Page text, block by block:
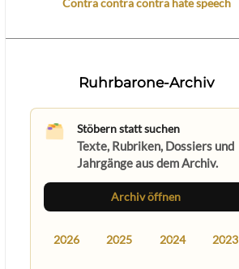
Ruhrbarone-Archiv
Stöbern statt suchen
Texte, Rubriken, Dossiers und
Jahrgänge aus dem Archiv.
Archiv öffnen
2026 2025 2024 2023